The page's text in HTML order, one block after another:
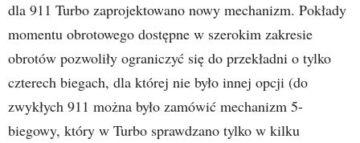
dla 911 Turbo zaprojektowano nowy mechanizm. Pokłady
momentu obrotowego dostępne w szerokim zakresie
obrotów pozwoliły ograniczyć się do przekładni o tylko
czterech biegach, dla której nie było innej opcji (do
zwykłych 911 można było zamówić mechanizm 5-
biegowy, który w Turbo sprawdzano tylko w kilku